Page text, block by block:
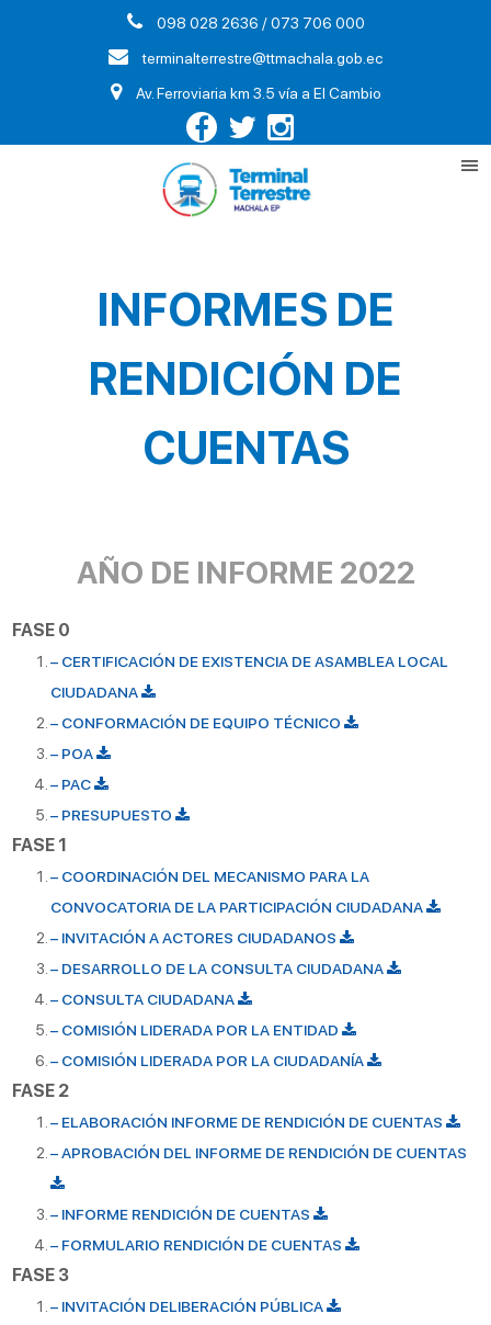
098 028 2636 / 073 706 000
terminalterrestre@ttmachala.gob.ec
Av. Ferroviaria km 3.5 vía a El Cambio
INFORMES DE
RENDICIÓN DE
CUENTAS
AÑO DE INFORME 2022
FASE 0
– CERTIFICACIÓN DE EXISTENCIA DE ASAMBLEA LOCAL
CIUDADANA
– CONFORMACIÓN DE EQUIPO TÉCNICO
– POA
– PAC
– PRESUPUESTO
FASE 1
– COORDINACIÓN DEL MECANISMO PARA LA
CONVOCATORIA DE LA PARTICIPACIÓN CIUDADANA
– INVITACIÓN A ACTORES CIUDADANOS
– DESARROLLO DE LA CONSULTA CIUDADANA
– CONSULTA CIUDADANA
– COMISIÓN LIDERADA POR LA ENTIDAD
– COMISIÓN LIDERADA POR LA CIUDADANÍA
FASE 2
– ELABORACIÓN INFORME DE RENDICIÓN DE CUENTAS
– APROBACIÓN DEL INFORME DE RENDICIÓN DE CUENTAS
– INFORME RENDICIÓN DE CUENTAS
– FORMULARIO RENDICIÓN DE CUENTAS
FASE 3
– INVITACIÓN DELIBERACIÓN PÚBLICA